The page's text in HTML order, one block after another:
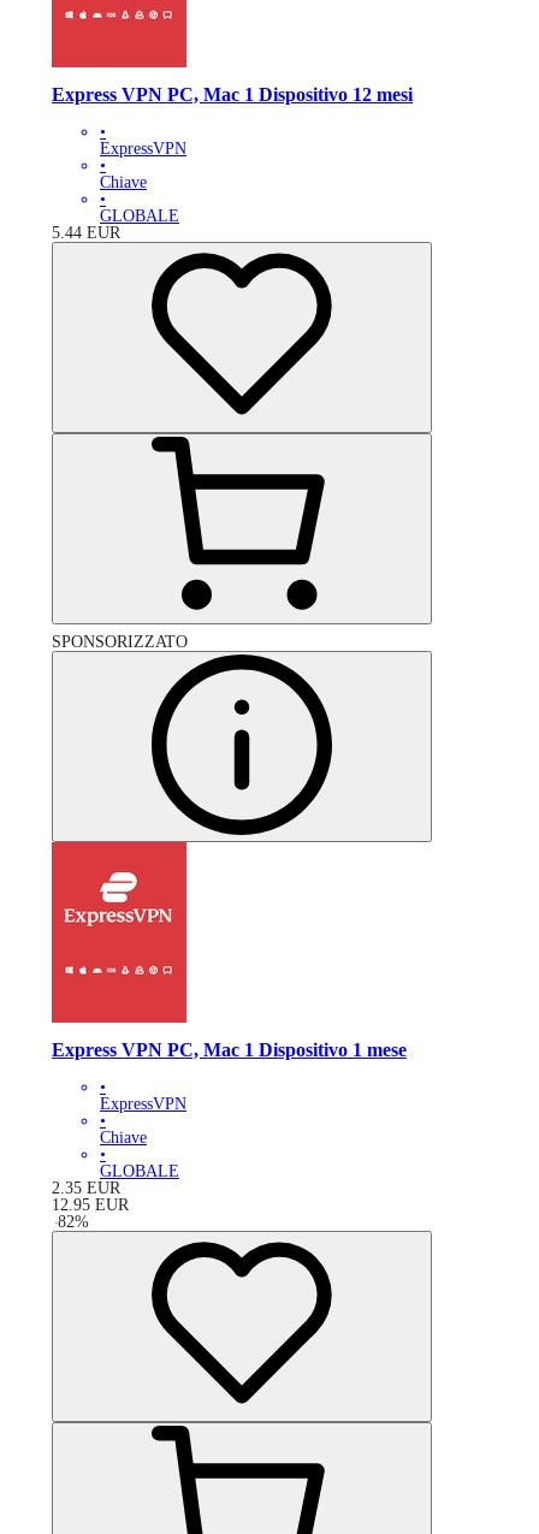
Express VPN PC, Mac 1 Dispositivo 12 mesi
•
ExpressVPN
•
Chiave
•
GLOBALE
5.44 EUR
SPONSORIZZATO
Express VPN PC, Mac 1 Dispositivo 1 mese
•
ExpressVPN
•
Chiave
•
GLOBALE
2.35 EUR
12.95 EUR
-82%